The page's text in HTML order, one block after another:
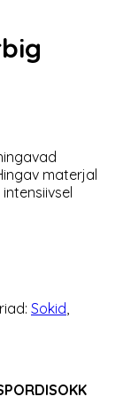
materjal
Sokid,